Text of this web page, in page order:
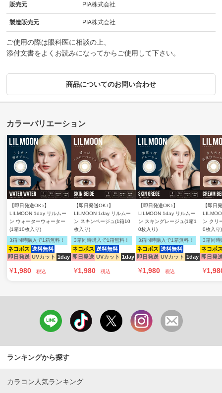
販売元 PIA株式会社
製造販売元 PIA株式会社
ご使用の際は眼科医に相談の上、
添付文書をよくお読みになってからご使用して下さい。
商品についてのお問い合わせ
【即日発送OK♪】
LILMOON 1day リルムー
ン ウォーターウォーター
(1箱10枚入り)
ネコポス 送料無料
即日発送 UVカット 1day
3箱同時購入で1箱無料！
¥1,980 税込
【即日発送OK♪】
LILMOON 1day リルムー
ン スキンベージュ(1箱10
枚入り)
ネコポス 送料無料
即日発送 UVカット 1day
3箱同時購入で1箱無料！
¥1,980 税込
【即日発送OK♪】
LILMOON 1day リルムー
ン スキングレージュ(1箱1
0枚入り)
ネコポス 送料無料
即日発送 UVカット 1day
3箱同時購入で1箱無料！
¥1,980 税込
【即日
ン クリ
0枚入り)
ネコポ
即日発
3箱同時
¥
ランキングから探す
カラコン人気ランキング